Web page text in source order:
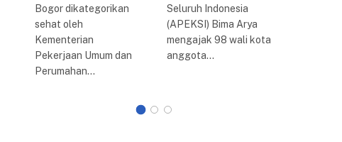
Bogor dikategorikan
sehat oleh
Kementerian
Pekerjaan Umum dan
Perumahan…
Seluruh Indonesia
(APEKSI) Bima Arya
mengajak 98 wali kota
anggota…